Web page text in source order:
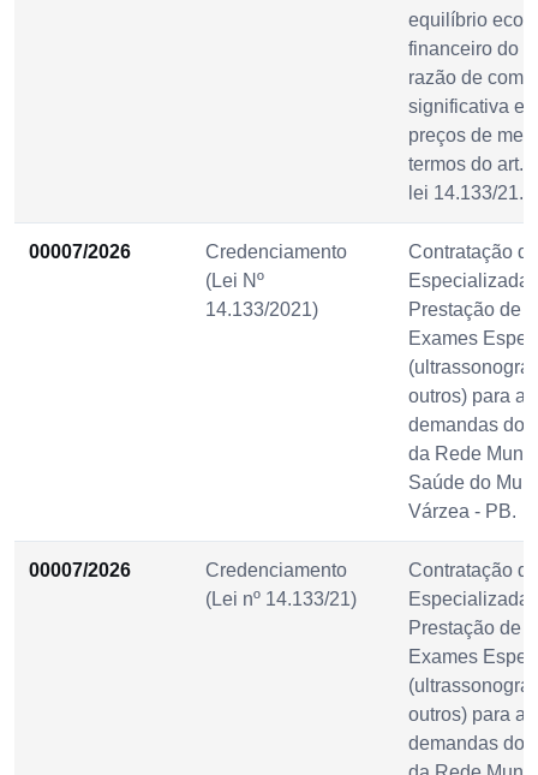
equilíbrio
financeiro do
razão de
significativa
preços de
termos do art.
lei 14.133/21.
00007/2026
Credenciamento
(Lei Nº
14.133/2021)
Contratação
Especializada
Prestação de
Exames
outros) para
demandas
da Rede
Saúde do
Várzea - PB.
00007/2026
Credenciamento
(Lei nº 14.133/21)
Contratação
Especializada
Prestação de
Exames
outros) para
demandas